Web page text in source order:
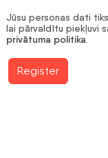
Jūsu personas dati
lai pārvaldītu piekļuvi
privātuma politika.
Register